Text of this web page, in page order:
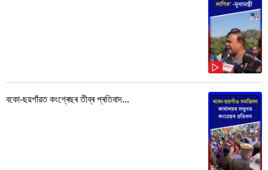
বকো-ছয়গাঁৱত কংগ্ৰেছৰ তীব্ৰ প্ৰতিবাদ...